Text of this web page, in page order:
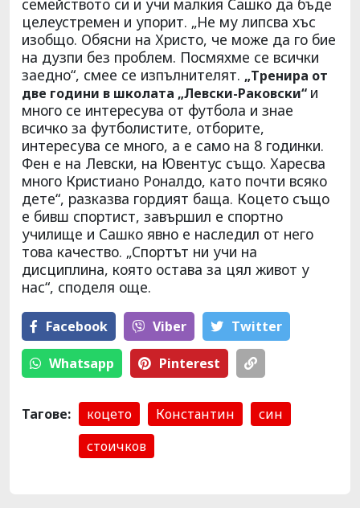
семейството си и учи малкия Сашко да бъде
целеустремен и упорит. „Не му липсва хъс
изобщо. Обясни на Христо, че може да го бие
на дузпи без проблем. Посмяхме се всички
заедно“, смее се изпълнителят. „Тренира от
две години в школата „Левски-Раковски“ и
много се интересува от футбола и знае
всичко за футболистите, отборите,
интересува се много, а е само на 8 годинки.
Фен е на Левски, на Ювентус също. Харесва
много Кристиано Роналдо, като почти всяко
дете“, разказва гордият баща. Коцето също
е бивш спортист, завършил е спортно
училище и Сашко явно е наследил от него
това качество. „Спортът ни учи на
дисциплина, която остава за цял живот у
нас“, споделя още.
Facebook Viber Тwitter
Whatsapp Pinterest
Тагове: коцето Константин
син
стоичков